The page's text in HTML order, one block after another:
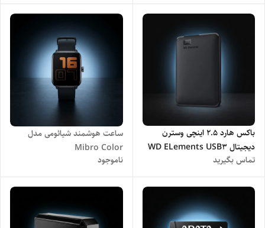
باکس هارد 2.5 اینچی وسترن
دیجیتال WD ELements USB3
HDD BOX
تماس بگیرید
ساعت هوشمند شیائومی مدل
Mibro Color
ناموجود